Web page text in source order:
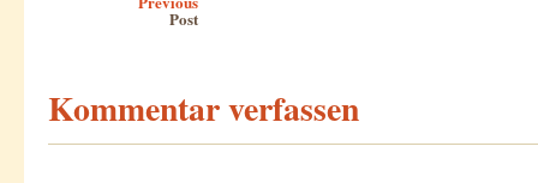
Post
Kommentar verfassen